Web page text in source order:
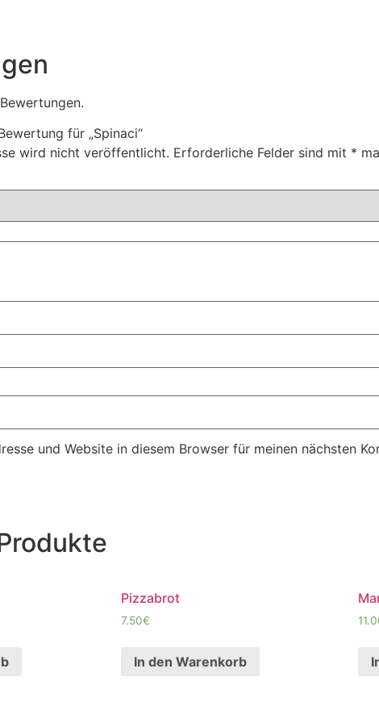
für „Spinaci“
wird nicht veröffentlicht. Erforderliche Felder sind mit *
und Website in diesem Browser für meinen nächsten
Pizzabrot
7.50€
In den Warenkorb